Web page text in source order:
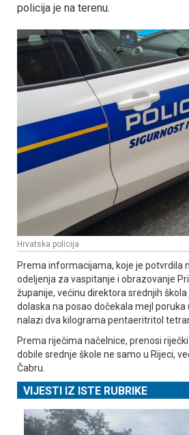
policija je na terenu.
Hrvatska policija
Prema informacijama, koje je potvrdila
odeljenja za vaspitanje i obrazovanje
županije, većinu direktora srednjih
dolaska na posao dočekala mejl poruka
nalazi dva kilograma pentaeritritol
Prema riječima načelnice, prenosi
dobile srednje škole ne samo u Rijeci,
Čabru.
VIJESTI IZ ISTE RUBRIKE